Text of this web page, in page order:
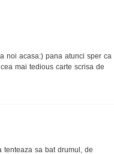
noi acasa:) pana atunci sper ca
mai tedious carte scrisa de
tenteaza sa bat drumul, de